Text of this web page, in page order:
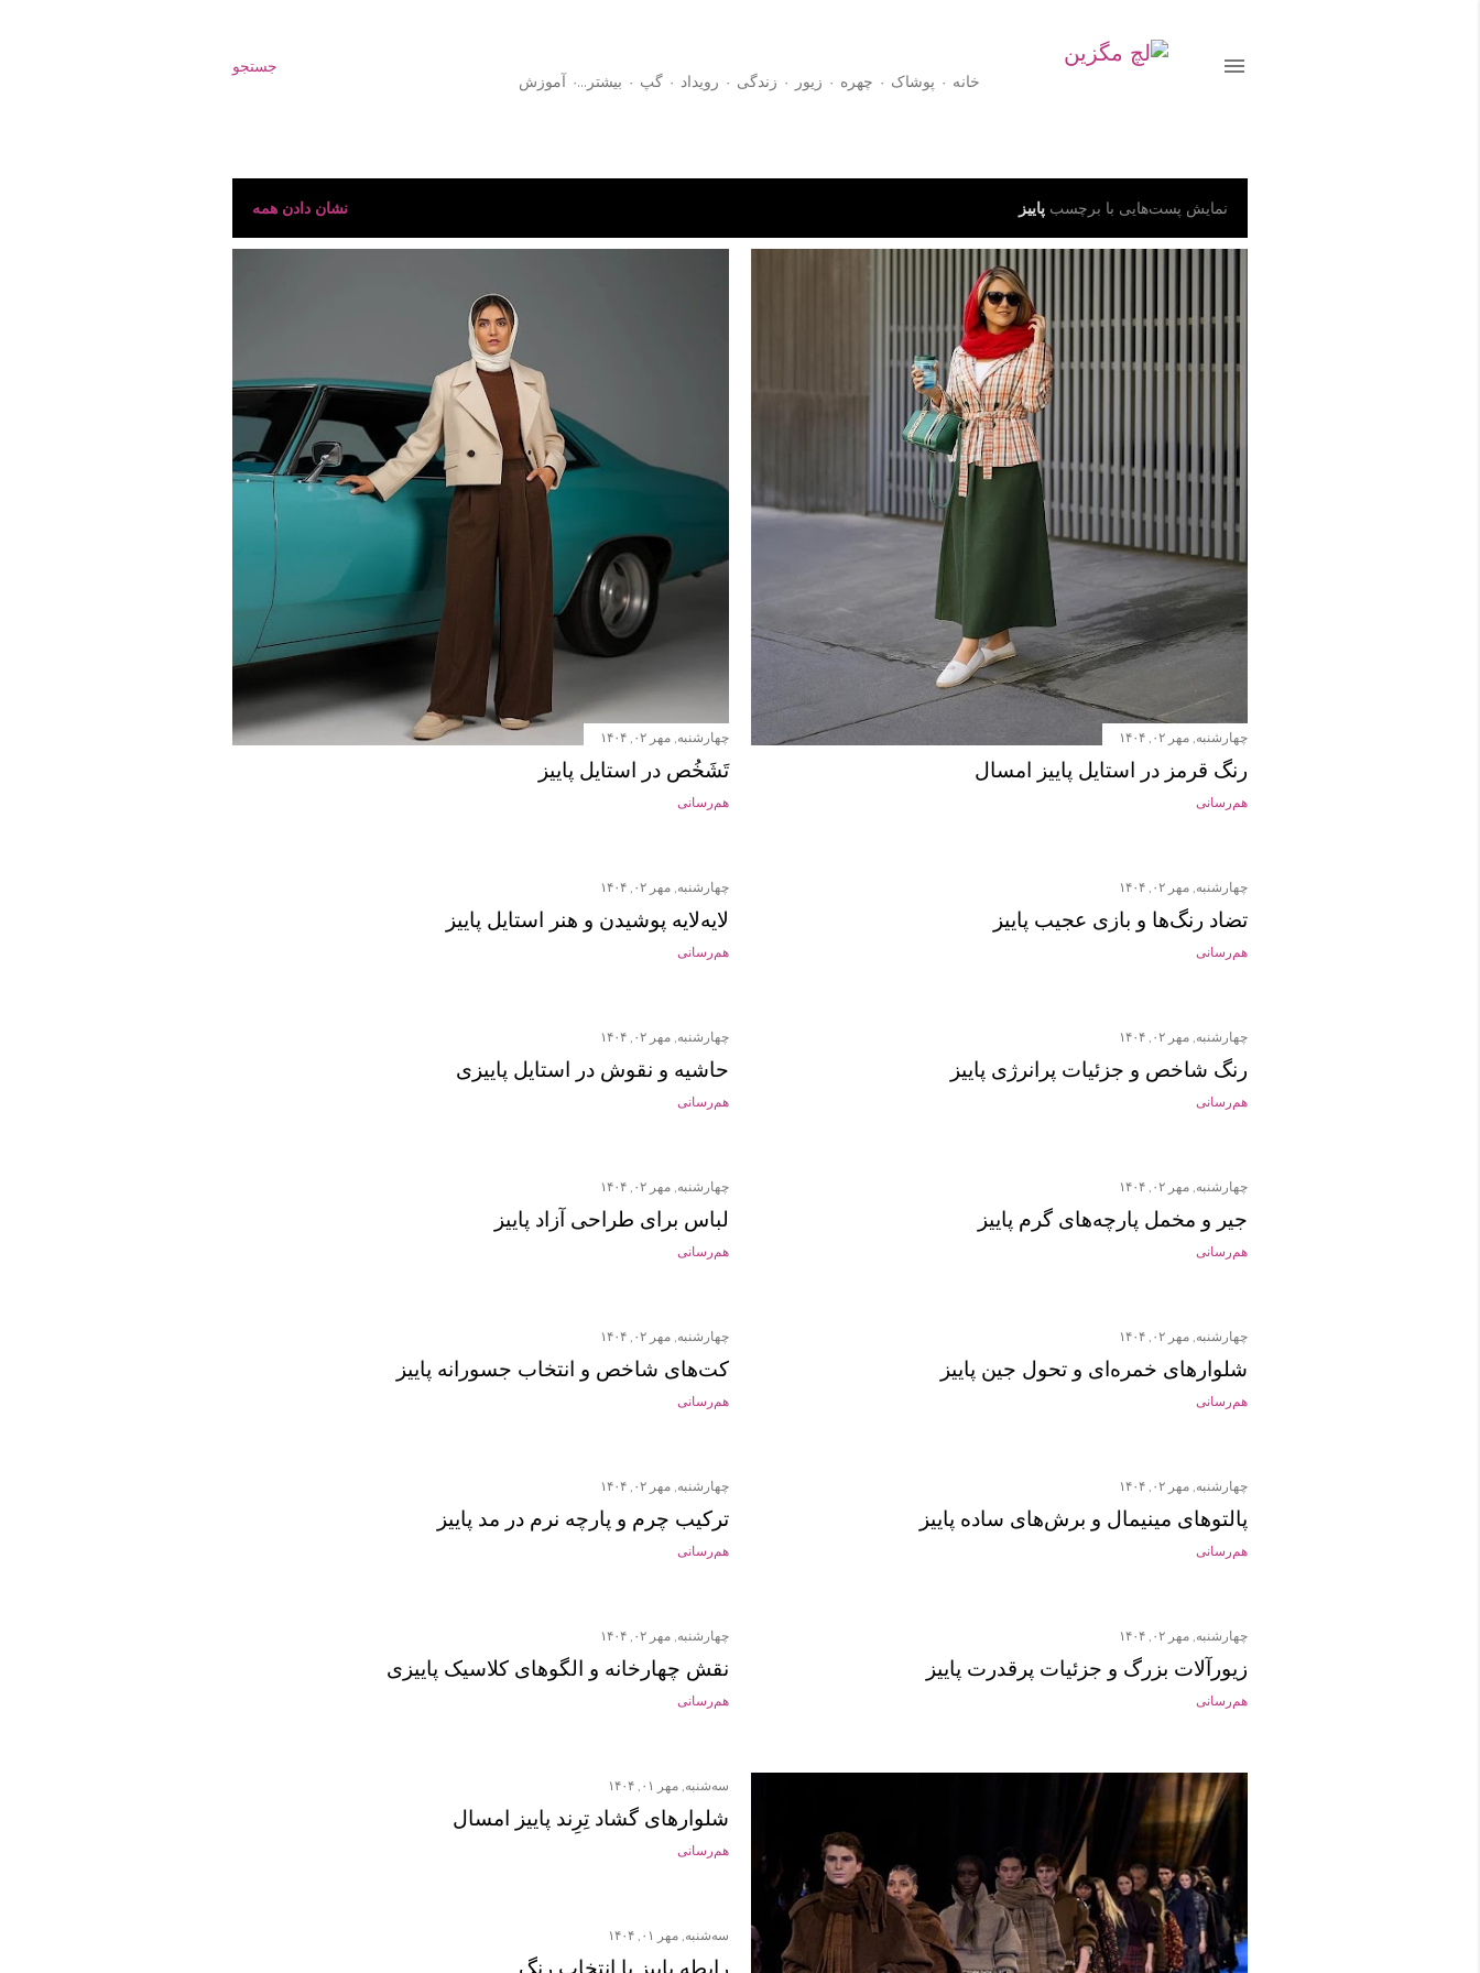
جستجو
خانه پوشاک چهره زیور زندگی رویداد گپ ‏بیشتر… آموزش
س
نمایش پست‌هایی با برچسب پاییز نشان دادن همه
چهارشنبه, مهر ۰۲, ۱۴۰۴
رنگ قرمز در استایل پاییز امسال
هم‌رسانی
چهارشنبه, مهر ۰۲, ۱۴۰۴
تَشَخُص در استایل پاییز
هم‌رسانی
چهارشنبه, مهر ۰۲, ۱۴۰۴
تضاد رنگ‌ها و بازی عجیب پاییز
هم‌رسانی
چهارشنبه, مهر ۰۲, ۱۴۰۴
لایه‌لایه پوشیدن و هنر استایل پاییز
هم‌رسانی
چهارشنبه, مهر ۰۲, ۱۴۰۴
رنگ شاخص و جزئیات پرانرژی پاییز
هم‌رسانی
چهارشنبه, مهر ۰۲, ۱۴۰۴
حاشیه و نقوش در استایل پاییزی
هم‌رسانی
چهارشنبه, مهر ۰۲, ۱۴۰۴
جیر و مخمل پارچه‌های گرم پاییز
هم‌رسانی
چهارشنبه, مهر ۰۲, ۱۴۰۴
لباس برای طراحی آزاد پاییز
هم‌رسانی
چهارشنبه, مهر ۰۲, ۱۴۰۴
شلوارهای خمره‌ای و تحول جین پاییز
هم‌رسانی
چهارشنبه, مهر ۰۲, ۱۴۰۴
کت‌های شاخص و انتخاب جسورانه پاییز
هم‌رسانی
چهارشنبه, مهر ۰۲, ۱۴۰۴
پالتوهای مینیمال و برش‌های ساده پاییز
هم‌رسانی
چهارشنبه, مهر ۰۲, ۱۴۰۴
ترکیب چرم و پارچه نرم در مد پاییز
هم‌رسانی
چهارشنبه, مهر ۰۲, ۱۴۰۴
زیورآلات بزرگ و جزئیات پرقدرت پاییز
هم‌رسانی
چهارشنبه, مهر ۰۲, ۱۴۰۴
نقش چهارخانه و الگوهای کلاسیک پاییزی
هم‌رسانی
سه‌شنبه, مهر ۰۱, ۱۴۰۴
شلوارهای گشاد تِرِند پاییز امسال
هم‌رسانی
سه‌شنبه, مهر ۰۱, ۱۴۰۴
رابطه پاییز با انتخاب رنگ